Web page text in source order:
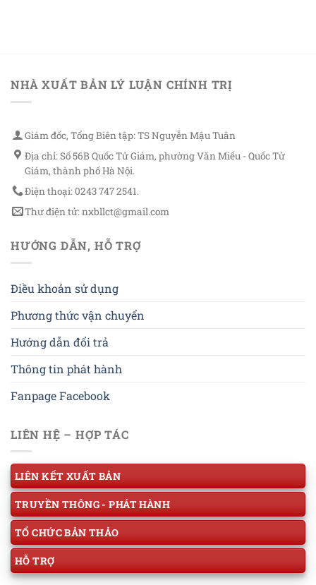
NHÀ XUẤT BẢN LÝ LUẬN CHÍNH TRỊ
Giám đốc, Tổng Biên tập: TS Nguyễn Mậu Tuân
Địa chỉ: Số 56B Quốc Tử Giám, phường Văn Miếu - Quốc Tử
Giám, thành phố Hà Nội.
Điện thoại: 0243 747 2541.
Thư điện tử: nxbllct@gmail.com
HƯỚNG DẪN, HỖ TRỢ
Điều khoản sử dụng
Phương thức vận chuyển
Hướng dẫn đổi trả
Thông tin phát hành
Fanpage Facebook
LIÊN HỆ – HỢP TÁC
LIÊN KẾT XUẤT BẢN
TRUYỀN THÔNG - PHÁT HÀNH
TỔ CHỨC BẢN THẢO
HỖ TRỢ